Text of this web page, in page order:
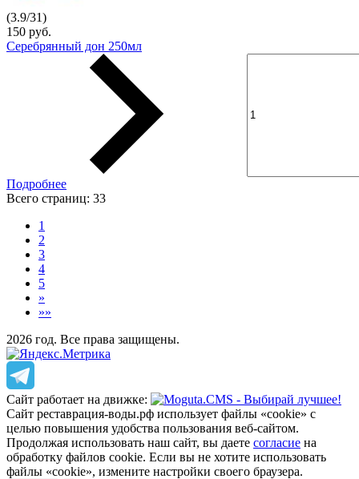
(3.9/31)
150 руб.
Серебрянный дон 250мл
Подробнее
Всего страниц: 33
1
2
3
4
5
»
»»
2026 год. Все права защищены.
Сайт работает на движке:
Сайт реставрация-воды.рф использует файлы «cookie» с
целью повышения удобства пользования веб-сайтом.
Продолжая использовать наш сайт, вы даете согласие на
обработку файлов cookie. Если вы не хотите использовать
файлы «cookie», измените настройки своего браузера.